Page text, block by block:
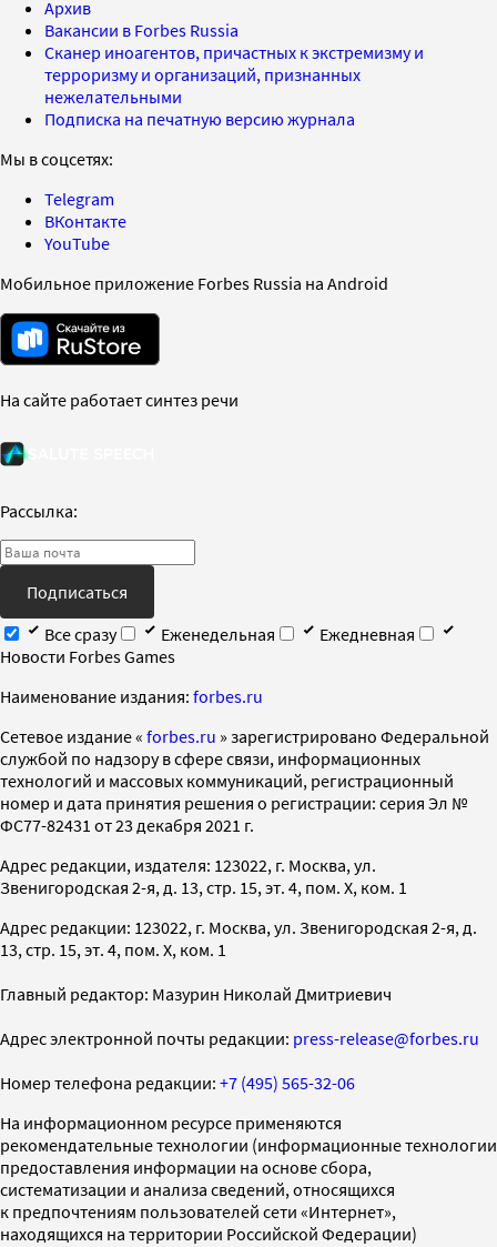
Архив
Вакансии в Forbes Russia
Сканер иноагентов, причастных к экстремизму и
терроризму и организаций, признанных
нежелательными
Подписка на печатную версию журнала
Мы в соцсетях:
Telegram
ВКонтакте
YouTube
Мобильное приложение Forbes Russia на Android
На сайте работает синтез речи
Рассылка:
Подписаться
Все сразу
Еженедельная
Ежедневная
Новости Forbes Games
Наименование издания: forbes.ru
Cетевое издание « forbes.ru » зарегистрировано Федеральной
службой по надзору в сфере связи, информационных
технологий и массовых коммуникаций, регистрационный
номер и дата принятия решения о регистрации: серия Эл №
ФС77-82431 от 23 декабря 2021 г.
Адрес редакции, издателя: 123022, г. Москва, ул.
Звенигородская 2-я, д. 13, стр. 15, эт. 4, пом. X, ком. 1
Адрес редакции: 123022, г. Москва, ул. Звенигородская 2-я, д.
13, стр. 15, эт. 4, пом. X, ком. 1
Главный редактор: Мазурин Николай Дмитриевич
Адрес электронной почты редакции: press-release@forbes.ru
Номер телефона редакции: +7 (495) 565-32-06
На информационном ресурсе применяются
рекомендательные технологии (информационные технологии
предоставления информации на основе сбора,
систематизации и анализа сведений, относящихся
к предпочтениям пользователей сети «Интернет»,
находящихся на территории Российской Федерации)